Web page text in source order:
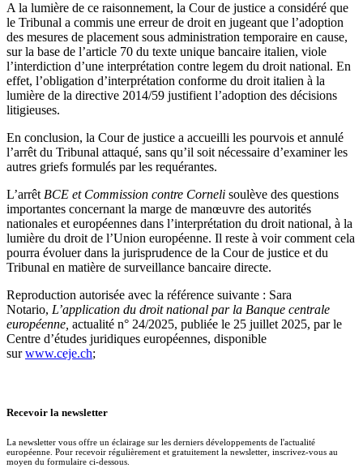
A la lumière de ce raisonnement, la Cour de justice a considéré que
le Tribunal a commis une erreur de droit en jugeant que l’adoption
des mesures de placement sous administration temporaire en cause,
sur la base de l’article 70 du texte unique bancaire italien, viole
l’interdiction d’une interprétation contre legem du droit national. En
effet, l’obligation d’interprétation conforme du droit italien à la
lumière de la directive 2014/59 justifient l’adoption des décisions
litigieuses.
En conclusion, la Cour de justice a accueilli les pourvois et annulé
l’arrêt du Tribunal attaqué, sans qu’il soit nécessaire d’examiner les
autres griefs formulés par les requérantes.
L’arrêt BCE et Commission contre Corneli soulève des questions
importantes concernant la marge de manœuvre des autorités
nationales et européennes dans l’interprétation du droit national, à la
lumière du droit de l’Union européenne. Il reste à voir comment cela
pourra évoluer dans la jurisprudence de la Cour de justice et du
Tribunal en matière de surveillance bancaire directe.
Reproduction autorisée avec la référence suivante : Sara
Notario, L’application du droit national par la Banque centrale
européenne, actualité n° 24/2025, publiée le 25 juillet 2025, par le
Centre d’études juridiques européennes, disponible
surwww.ceje.ch;
Recevoir la newsletter
La newsletter vous offre un éclairage sur les derniers développements de l'actualité
européenne. Pour recevoir régulièrement et gratuitement la newsletter, inscrivez-vous au
moyen du formulaire ci-dessous.